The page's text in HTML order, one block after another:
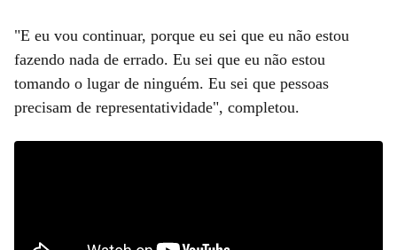
"E eu vou continuar, porque eu sei que eu não estou
fazendo nada de errado. Eu sei que eu não estou
tomando o lugar de ninguém. Eu sei que pessoas
precisam de representatividade", completou.